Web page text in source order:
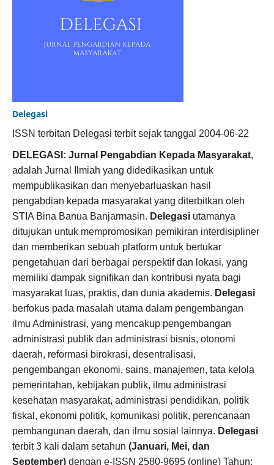
Delegasi
ISSN terbitan Delegasi terbit sejak tanggal 2004-06-22
DELEGASI: Jurnal Pengabdian Kepada Masyarakat,
adalah Jurnal Ilmiah yang didedikasikan untuk
mempublikasikan dan menyebarluaskan hasil
pengabdian kepada masyarakat yang diterbitkan oleh
STIA Bina Banua Banjarmasin. Delegasiutamanya
ditujukan untuk mempromosikan pemikiran interdisipliner
dan memberikan sebuah platform untuk bertukar
pengetahuan dari berbagai perspektif dan lokasi, yang
memiliki dampak signifikan dan kontribusi nyata bagi
masyarakat luas, praktis, dan dunia akademis. Delegasi
berfokus pada masalah utama dalam pengembangan
ilmu Administrasi, yang mencakup pengembangan
administrasi publik dan administrasi bisnis, otonomi
daerah, reformasi birokrasi, desentralisasi,
pengembangan ekonomi, sains, manajemen, tata kelola
pemerintahan, kebijakan publik, ilmu administrasi
kesehatan masyarakat, administrasi pendidikan, politik
fiskal, ekonomi politik, komunikasi politik, perencanaan
pembangunan daerah, dan ilmu sosial lainnya. Delegasi
terbit 3 kali dalam setahun (Januari, Mei, dan
September)dengan e-ISSN 2580-9695 (online) Tahun: